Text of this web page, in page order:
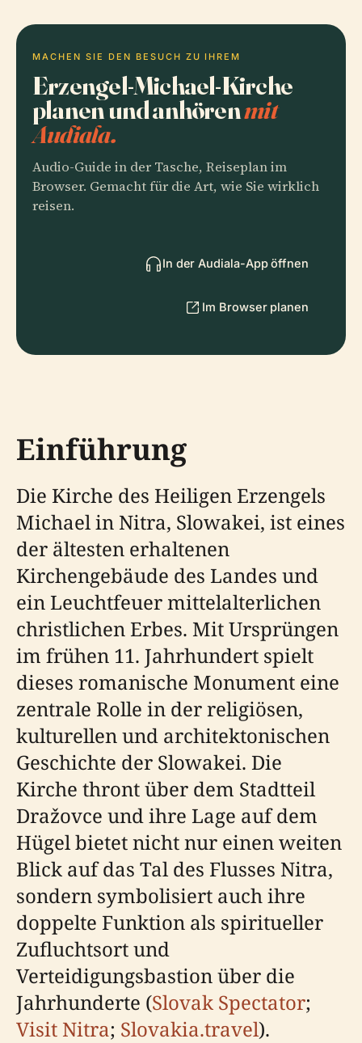
MACHEN SIE DEN BESUCH ZU IHREM
Erzengel-Michael-Kirche
planen und anhörenmit
Audiala.
Audio-Guide in der Tasche, Reiseplan im
Browser. Gemacht für die Art, wie Sie wirklich
reisen.
In der Audiala-App öffnen
Im Browser planen
Einführung
Die Kirche des Heiligen Erzengels
Michael in Nitra, Slowakei, ist eines
der ältesten erhaltenen
Kirchengebäude des Landes und
ein Leuchtfeuer mittelalterlichen
christlichen Erbes. Mit Ursprüngen
im frühen 11. Jahrhundert spielt
dieses romanische Monument eine
zentrale Rolle in der religiösen,
kulturellen und architektonischen
Geschichte der Slowakei. Die
Kirche thront über dem Stadtteil
Dražovce und ihre Lage auf dem
Hügel bietet nicht nur einen weiten
Blick auf das Tal des Flusses Nitra,
sondern symbolisiert auch ihre
doppelte Funktion als spiritueller
Zufluchtsort und
Verteidigungsbastion über die
Jahrhunderte (Slovak Spectator;
Visit Nitra; Slovakia.travel).